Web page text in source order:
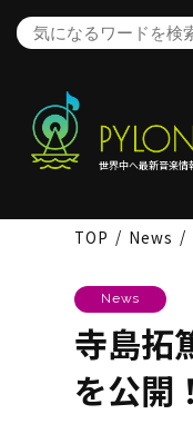
世界中へ最新音楽情
TOP News
News
寺島拓
を公開！